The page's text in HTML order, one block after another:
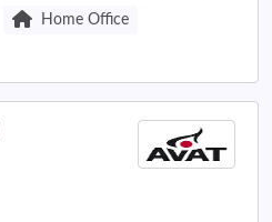
Home Office